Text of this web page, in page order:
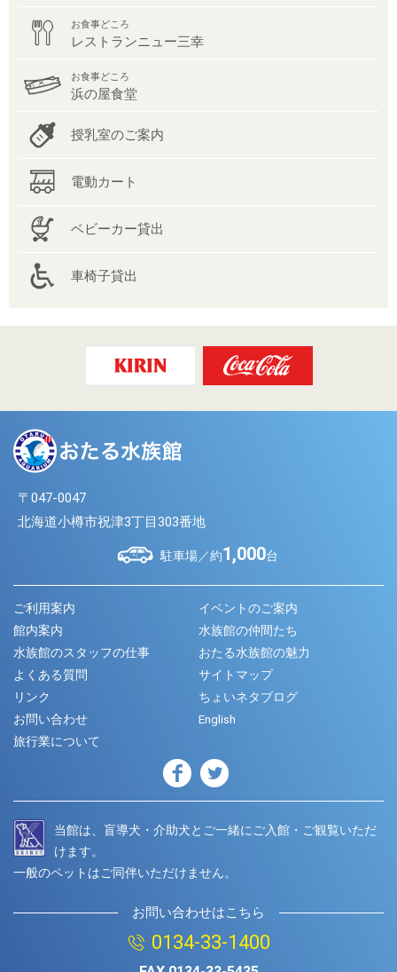
お食事どころ
レストランニュー三幸
お食事どころ
浜の屋食堂
授乳室のご案内
電動カート
ベビーカー貸出
車椅子貸出
〒047-0047
北海道小樽市祝津3丁目303番地
駐車場／約1,000台
ご利用案内
イベントのご案内
館内案内
水族館の仲間たち
水族館のスタッフの仕事
おたる水族館の魅力
よくある質問
サイトマップ
リンク
ちょいネタブログ
お問い合わせ
English
旅行業について
当館は、盲導犬・介助犬とご一緒にご入館・ご観覧いただ
けます。
一般のペットはご同伴いただけません。
お問い合わせはこちら
0134-33-1400